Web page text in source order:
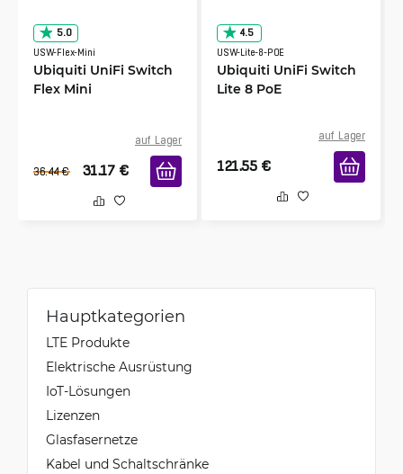
5.0
USW-Flex-Mini
Ubiquiti UniFi Switch
Flex Mini
auf Lager
36.44 € 31.17 €
4.5
USW-Lite-8-POE
Ubiquiti UniFi Switch
Lite 8 PoE
auf Lager
121.55 €
Hauptkategorien
LTE Produkte
Elektrische Ausrüstung
IoT-Lösungen
Lizenzen
Glasfasernetze
Kabel und Schaltschränke